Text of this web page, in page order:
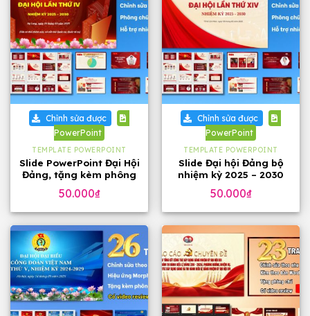
Chỉnh sửa được
PowerPoint
TEMPLATE POWERPOINT
Slide PowerPoint Đại Hội
Đảng, tặng kèm phông
50.000₫
Chỉnh sửa được
PowerPoint
TEMPLATE POWERPOINT
Slide Đại hội Đảng bộ
nhiệm kỳ 2025 – 2030
slide)
50.000₫